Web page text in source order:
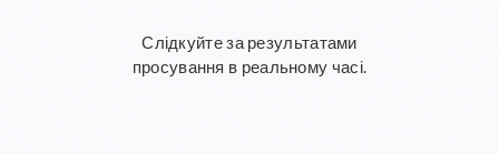
Слідкуйте за результатами
просування в реальному часі.